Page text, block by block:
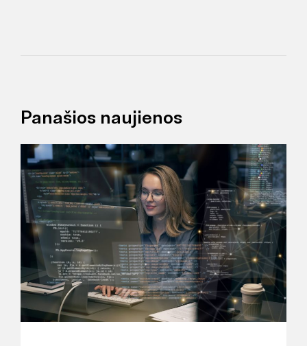
Panašios naujienos